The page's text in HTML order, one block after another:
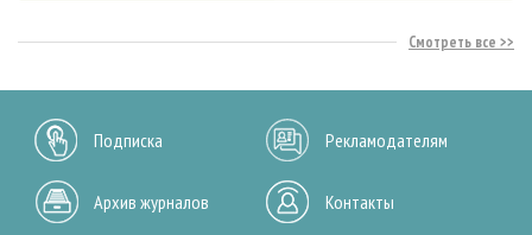
Смотреть все
Подписка Рекламодателям
Архив журналов Контакты